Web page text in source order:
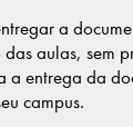
a
aulas, sem
a entrega da
campus.